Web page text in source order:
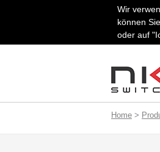
Wir
können
oder auf
Home >